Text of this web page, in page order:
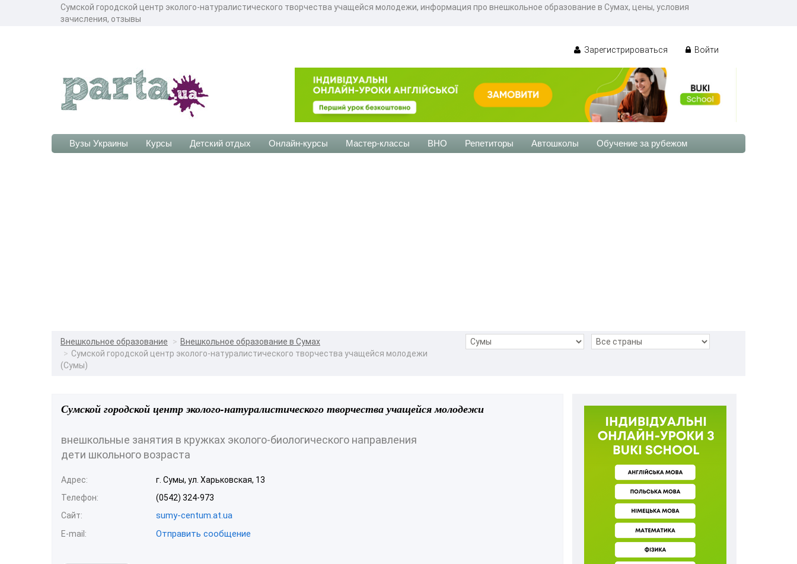
Сумской городской центр эколого-натуралистического творчества учащейся молодежи, информация про внешкольное образование в Сумах, цены, условия
зачисления, отзывы
Зарегистрироваться Войти
Вузы Украины Курсы Детский отдых Онлайн-курсы Мастер-классы ВНО Репетиторы Автошколы Обучение за рубежом
Внешкольное образование
Внешкольное образование в Сумах
Сумской городской центр эколого-натуралистического творчества учащейся молодежи
(Сумы)
Сумской городской центр эколого-натуралистического творчества учащейся молодежи
внешкольные занятия в кружках эколого-биологического направления
дети школьного возраста
Адрес:
г. Сумы, ул. Харьковская, 13
Телефон:
(0542) 324-973
Сайт:
sumy-centum.at.ua
E-mail: Отправить сообщение